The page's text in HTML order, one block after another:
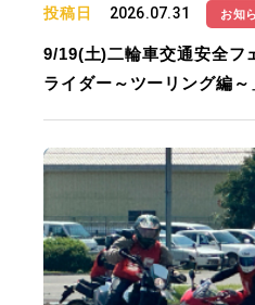
投稿日 2026.07.31 お知
9/19(土)二輪車交通安全フ
ライダー～ツーリング編～